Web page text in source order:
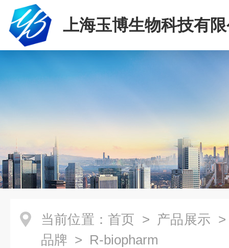
上海玉博生物科技有
当前位置： 首页 > 产品展示
品牌 > R-biopharm